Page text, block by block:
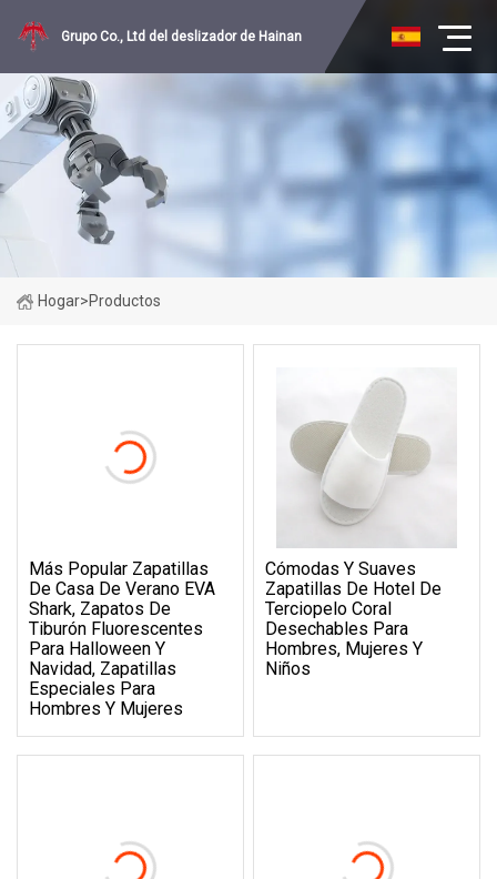
Grupo Co., Ltd del deslizador de Hainan
Hogar>Productos
Más Popular Zapatillas
De Casa De Verano EVA
Shark, Zapatos De
Tiburón Fluorescentes
Para Halloween Y
Navidad, Zapatillas
Especiales Para
Hombres Y Mujeres
Cómodas Y Suaves
Zapatillas De Hotel De
Terciopelo Coral
Desechables Para
Hombres, Mujeres Y
Niños